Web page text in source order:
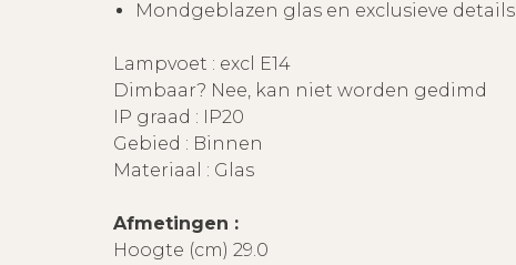
Mondgeblazen glas en exclusieve details
Lampvoet : excl E14
Dimbaar? Nee, kan niet worden gedimd
IP graad : IP20
Gebied : Binnen
Materiaal : Glas
Afmetingen :
Hoogte (cm) 29.0